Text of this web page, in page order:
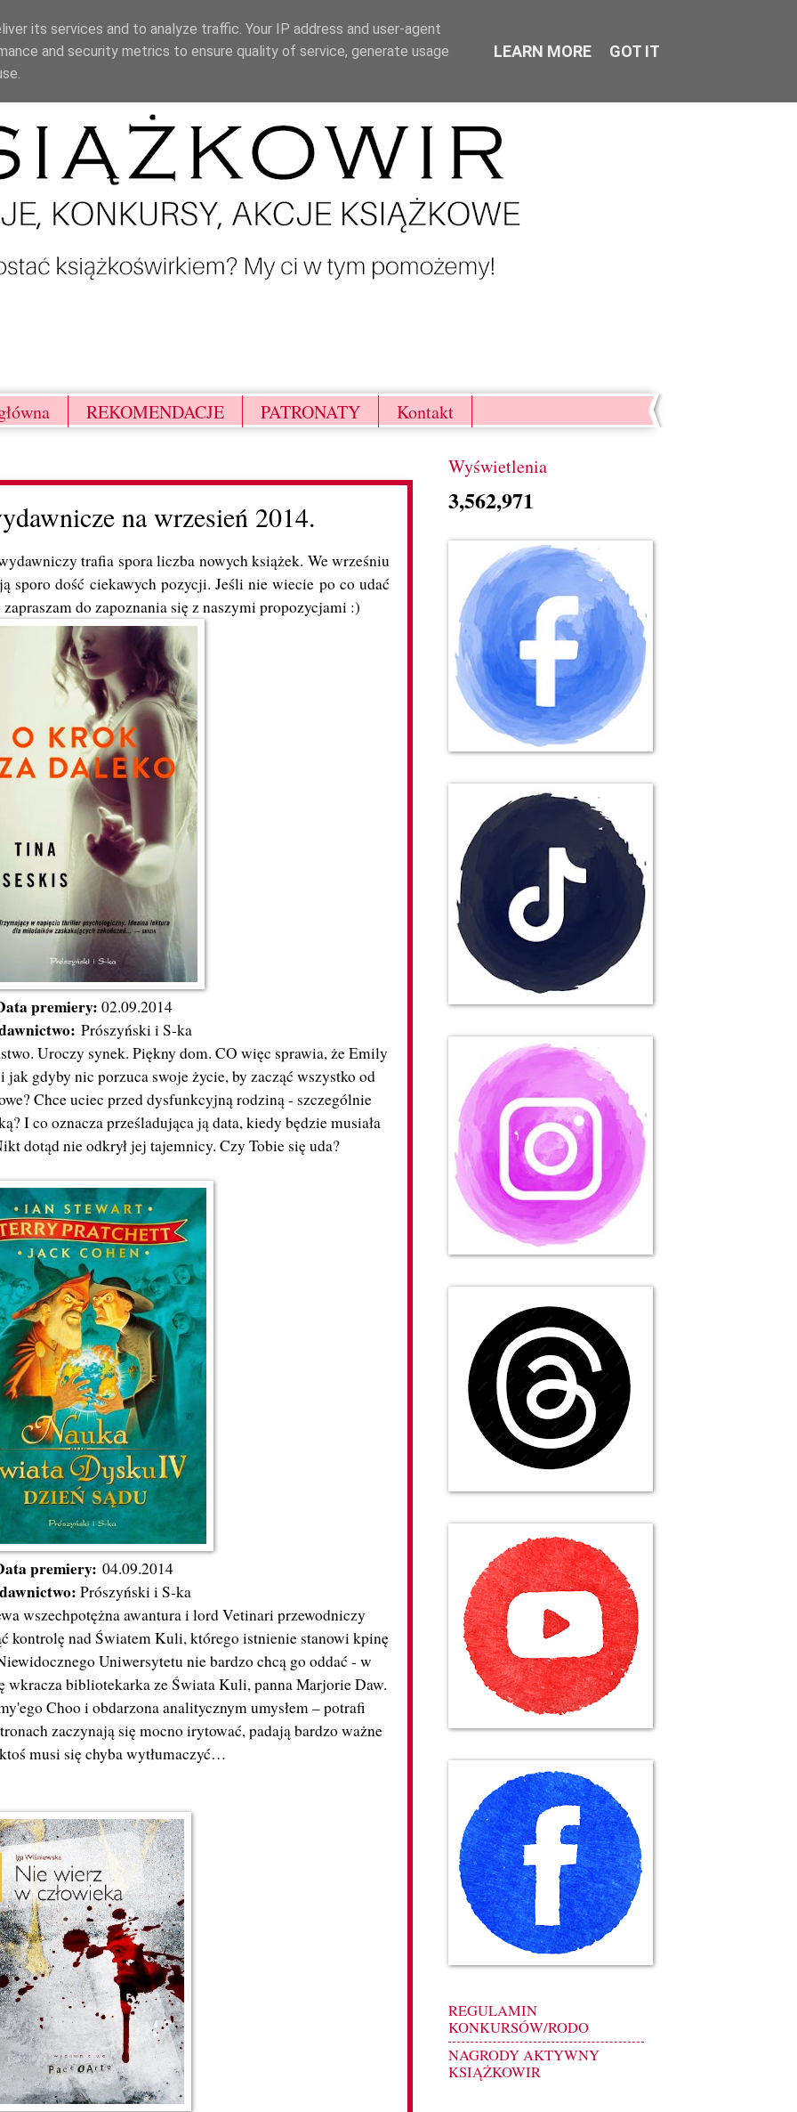
REKOMENDACJE PATRONATY Kontakt
na wrzesień 2014.
trafia spora liczba nowych książek. We wrześniu
sporo dość ciekawych pozycji. Jeśli nie wiecie po co udać
do zapoznania się z naszymi propozycjami :)
premiery: 02.09.2014
Prószyński i S-ka
Uroczy synek. Piękny dom. CO więc sprawia, że Emily
jak gdyby nic porzuca swoje życie, by zacząć wszystko od
Chce uciec przed dysfunkcyjną rodziną - szczególnie
I co oznacza prześladująca ją data, kiedy będzie musiała
dotąd nie odkrył jej tajemnicy. Czy Tobie się uda?
premiery: 04.09.2014
Prószyński i S-ka
wszechpotężna awantura i lord Vetinari przewodniczy
kontrolę nad Światem Kuli, którego istnienie stanowi kpinę
Uniwersytetu nie bardzo chcą go oddać - w
wkracza bibliotekarka ze Świata Kuli, panna Marjorie Daw.
Choo i obdarzona analitycznym umysłem – potrafi
zaczynają się mocno irytować, padają bardzo ważne
musi się chyba wytłumaczyć…
Wyświetlenia
3,562,971
REGULAMIN
KONKURSÓW/RODO
NAGRODY AKTYWNY
KSIĄŻKOWIR
its services and to analyze traffic. Your IP address and user-agent
and security metrics to ensure quality of service, generate usage
LEARN MORE GOT IT